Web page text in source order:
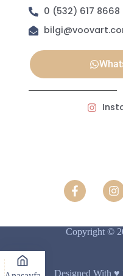
0 (532) 617 8668
Copyright ©
Designed With